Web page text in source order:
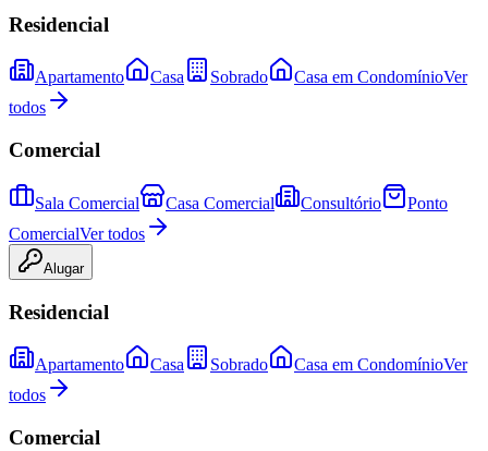
Residencial
Apartamento Casa Sobrado Casa em CondomínioVer
todos
Comercial
Sala Comercial Casa Comercial Consultório
Ponto
ComercialVer todos
Alugar
Residencial
Apartamento Casa Sobrado Casa em CondomínioVer
todos
Comercial